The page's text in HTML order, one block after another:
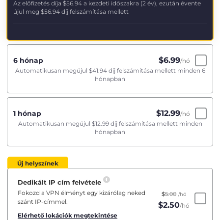
Az előfizetés díja $56.94 a kezdeti időszakra (2 év), ezután évente
újul meg $56.94 díj felszámítása mellett
6 hónap $6.99/hó
Automatikusan megújul $41.94díj felszámítása mellett minden 6
hónapban
1 hónap $12.99/hó
Automatikusan megújul $12.99díj felszámítása mellett minden
hónapban
Új helyszínek
Dedikált IP cím felvétele
Fokozd a VPN élményt egy kizárólag neked
szánt IP-címmel.
Elérhető lokációk megtekintése
$5.00 /hó
$2.50/hó